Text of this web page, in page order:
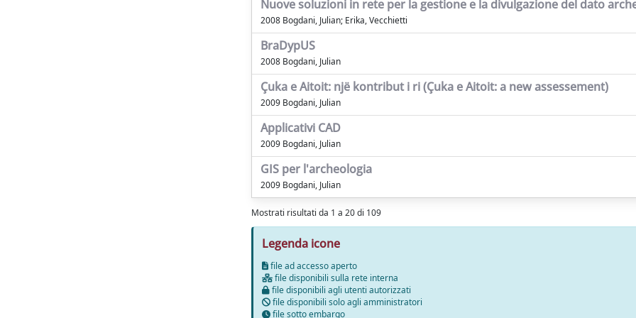
Nuove soluzioni in rete per la gestione e la divulgazione del dato
2008 Bogdani, Julian; Erika, Vecchietti
BraDypUS
2008 Bogdani, Julian
Çuka e Aitoit: një kontribut i ri (Çuka e Aitoit: a new assessement)
2009 Bogdani, Julian
Applicativi CAD
2009 Bogdani, Julian
GIS per l'archeologia
2009 Bogdani, Julian
Mostrati risultati da 1 a 20 di 109
Legenda icone
file ad accesso aperto
file disponibili sulla rete interna
file disponibili agli utenti autorizzati
file disponibili solo agli amministratori
file sotto embargo